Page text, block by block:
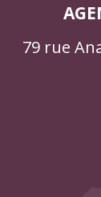
79 rue